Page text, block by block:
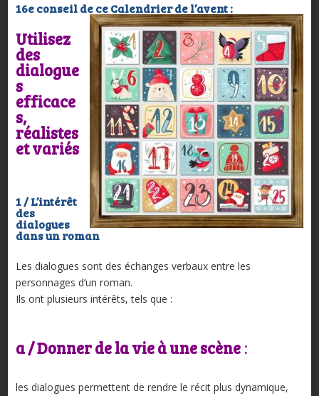
16e conseil de ce Calendrier de l’avent :
Utilisez
des
dialogue
s
efficace
s,
réalistes
et variés
1 / L’intérêt
des
dialogues
dans un roman
Les dialogues sont des échanges verbaux entre les
personnages d’un roman.
Ils ont plusieurs intérêts, tels que :
a / Donner de la vie à une scène:
les dialogues permettent de rendre le récit plus dynamique,